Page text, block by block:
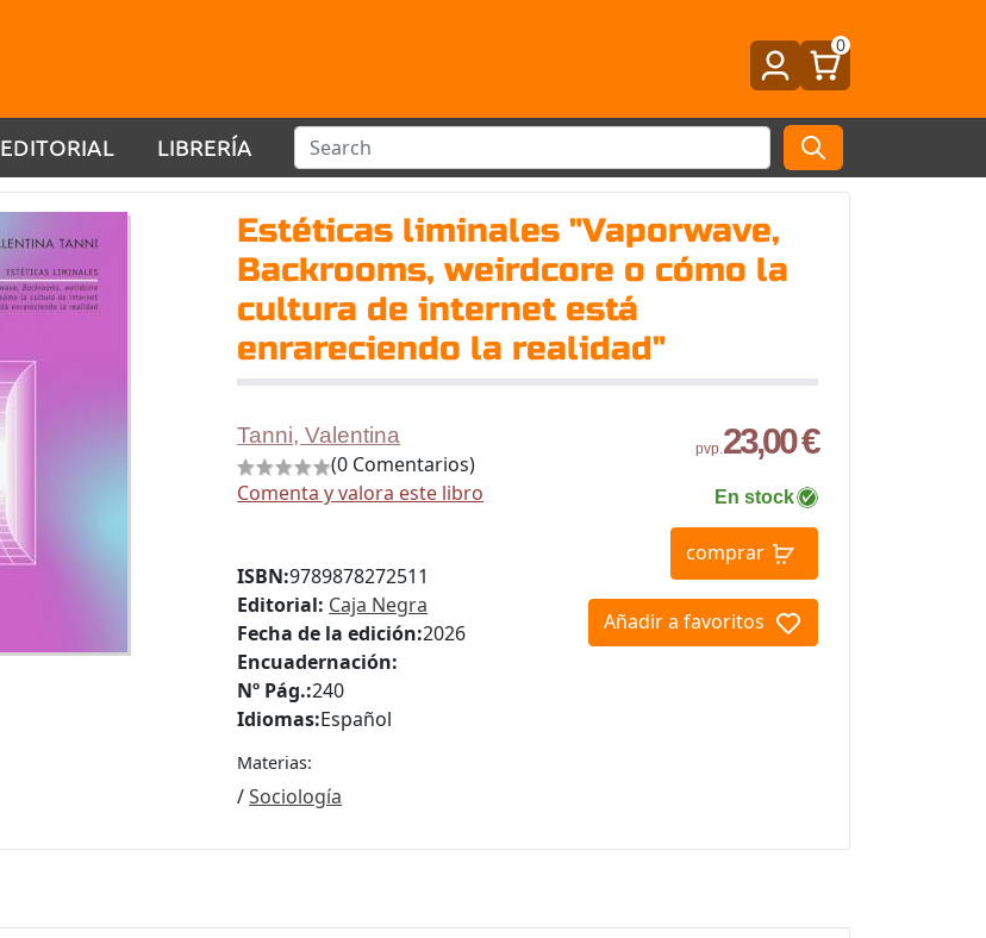
0
EDITORIAL LIBRERÍA
Estéticas liminales "Vaporwave,
Backrooms, weirdcore o cómo la
cultura de internet está
enrareciendo la realidad"
Tanni, Valentina
(0 Comentarios)
Comenta y valora este libro
pvp.23,00 €
En stock
comprar
Añadir a favoritos
ISBN:9789878272511
Editorial: Caja Negra
Fecha de la edición:2026
Encuadernación:
Nº Pág.:240
Idiomas:Español
Materias:
/Sociología